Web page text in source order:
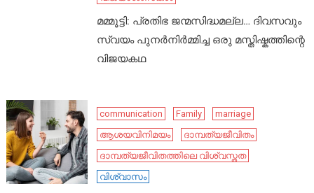
മമ്മൂട്ടി: പ്രതിഭ ജന്മസിദ്ധമല്ല… ദിവസവും
സ്വയം പുനർനിർമ്മിച്ച ഒരു മസ്തിഷ്കത്തിന്റെ
വിജയകഥ
communication Family
marriage
ആശയവിനിമയം
ദാമ്പത്യജീവിതം
ദാമ്പത്യജീവിതത്തിലെ വിശ്വസ്തത
വിശ്വാസം